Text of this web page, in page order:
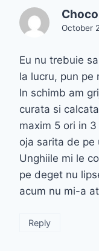
October
Eu nu trebuie
la lucru, pun pe
In schimb am
curata si
maxim 5 ori in
oja sarita de pe
Unghiile mi le
pe deget nu
acum nu mi-a
Reply